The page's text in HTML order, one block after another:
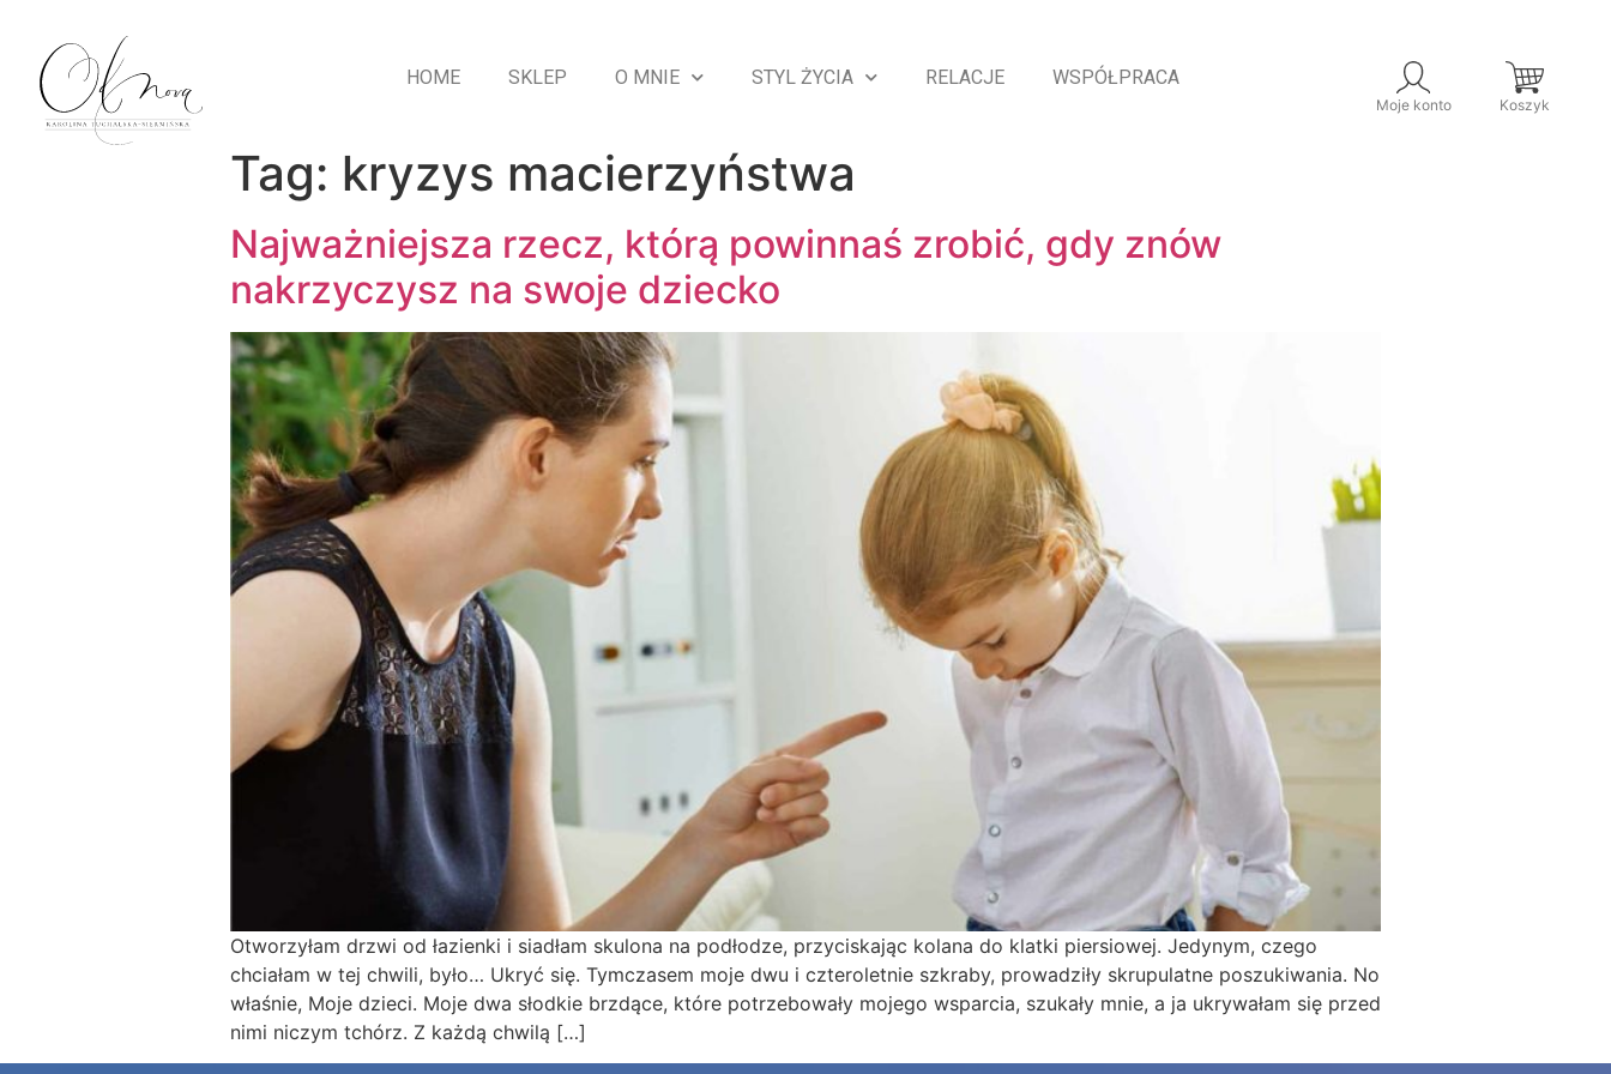
HOME SKLEP O MNIE STYL ŻYCIA RELACJE WSPÓŁPRACA
Moje konto Koszyk
Tag: kryzys macierzyństwa
Najważniejsza rzecz, którą powinnaś zrobić, gdy znów
nakrzyczysz na swoje dziecko
Otworzyłam drzwi od łazienki i siadłam skulona na podłodze, przyciskając kolana do klatki piersiowej. Jedynym, czego
chciałam w tej chwili, było… Ukryć się. Tymczasem moje dwu i czteroletnie szkraby, prowadziły skrupulatne poszukiwania. No
właśnie, Moje dzieci. Moje dwa słodkie brzdące, które potrzebowały mojego wsparcia, szukały mnie, a ja ukrywałam się przed
nimi niczym tchórz. Z każdą chwilą […]